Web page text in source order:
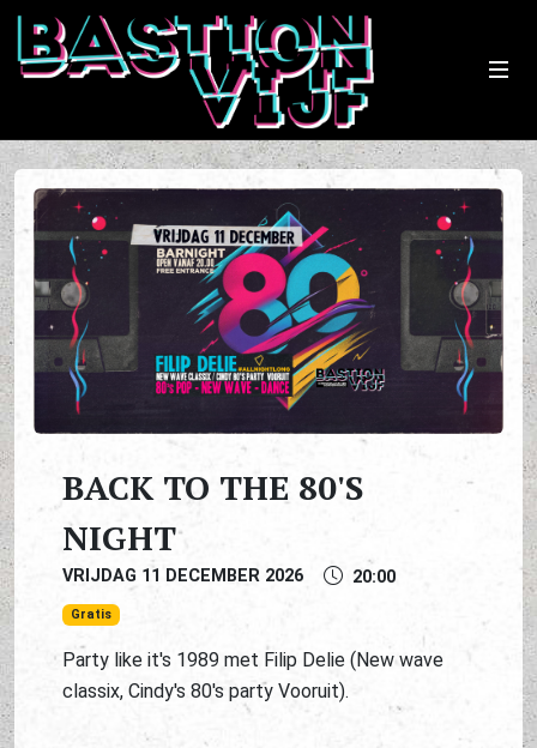
BACK TO THE 80'S
NIGHT
VRIJDAG 11 DECEMBER 2026 20:00
Gratis
Party like it's 1989 met Filip Delie (New wave
classix, Cindy's 80's party Vooruit).